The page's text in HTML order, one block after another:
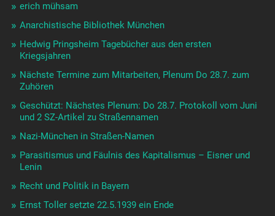
erich mühsam
Anarchistische Bibliothek München
Hedwig Pringsheim Tagebücher aus den ersten
Kriegsjahren
Nächste Termine zum Mitarbeiten, Plenum Do 28.7. zum
Zuhören
Geschützt: Nächstes Plenum: Do 28.7. Protokoll vom Juni
und 2 SZ-Artikel zu Straßennamen
Nazi-München in Straßen-Namen
Parasitismus und Fäulnis des Kapitalismus – Eisner und
Lenin
Recht und Politik in Bayern
Ernst Toller setzte 22.5.1939 ein Ende